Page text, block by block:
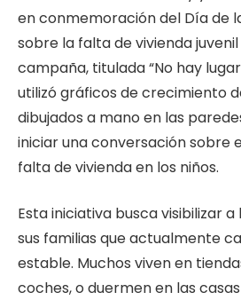
en conmemoración del Día de
sobre la falta de vivienda
campaña, titulada “No hay
utilizó gráficos de crecimiento
dibujados a mano en las
iniciar una conversación sobre
falta de vivienda en los niños.
Esta iniciativa busca visibilizar a
sus familias que actualmente
estable. Muchos viven en
coches, o duermen en las